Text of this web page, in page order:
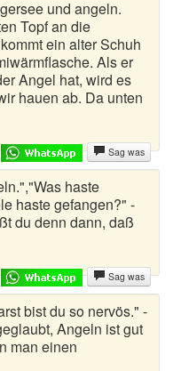
und angeln.
Topf an die
ein alter Schuh
Als er
Angel hat, wird es
hauen ab. Da unten
Sag was
haste
haste gefangen?" -
du denn dann, daß
Sag was
bist du so nervös." -
Angeln ist gut
man einen